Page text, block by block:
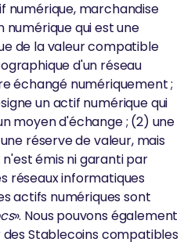
numérique, marchandise
numérique qui est une
de la valeur compatible
d'un réseau
échangé numériquement ;
un actif numérique qui
moyen d'échange ; (2) une
réserve de valeur, mais
émis ni garanti par
réseaux informatiques
actifs numériques sont
». Nous pouvons également
Stablecoins compatibles